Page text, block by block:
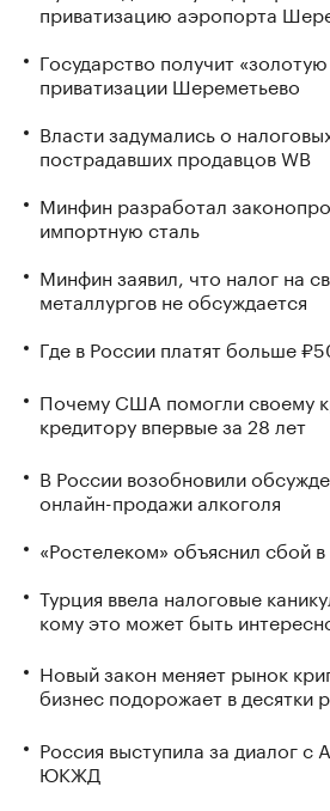
приватизацию аэропорта
Государство получит
приватизации Шереметьево
Власти задумались о
пострадавших продавцов WB
Минфин разработал
импортную сталь
Минфин заявил, что налог на
металлургов не обсуждается
Где в России платят больше
Почему США помогли своему
кредитору впервые за 28 лет
В России возобновили
онлайн-продажи алкоголя
«Ростелеком» объяснил сбой
Турция ввела налоговые
кому это может быть
Новый закон меняет рынок
бизнес подорожает в десятки
Россия выступила за диалог с
ЮКЖД